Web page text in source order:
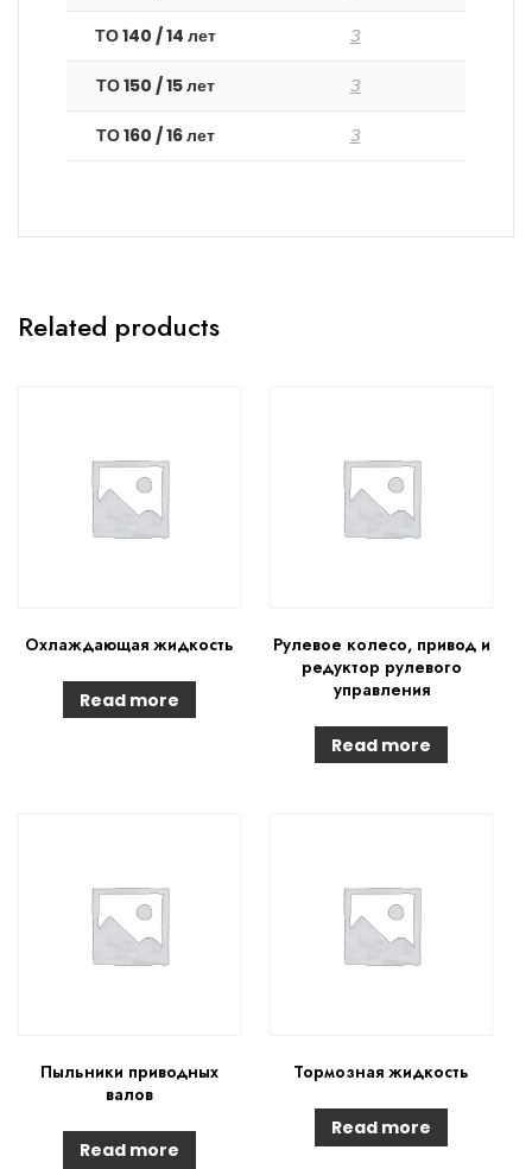
ТО 140 / 14 лет З
ТО 150 / 15 лет З
ТО 160 / 16 лет З
Related products
Охлаждающая жидкость
Read more
Рулевое колесо, привод и
редуктор рулевого
управления
Read more
Пыльники приводных
валов
Read more
Тормозная жидкость
Read more